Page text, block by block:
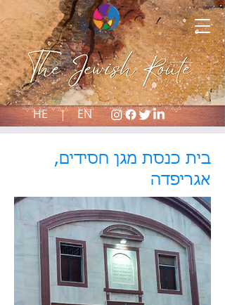
HE | EN
בית כנסת מגן חסידים,
אגריפדה